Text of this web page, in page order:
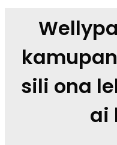
sili ona
ai